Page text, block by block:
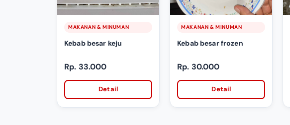
MAKANAN & MINUMAN
Kebab besar keju
Rp. 33.000
Detail
MAKANAN & MINUMAN
Kebab besar frozen
Rp. 30.000
Detail